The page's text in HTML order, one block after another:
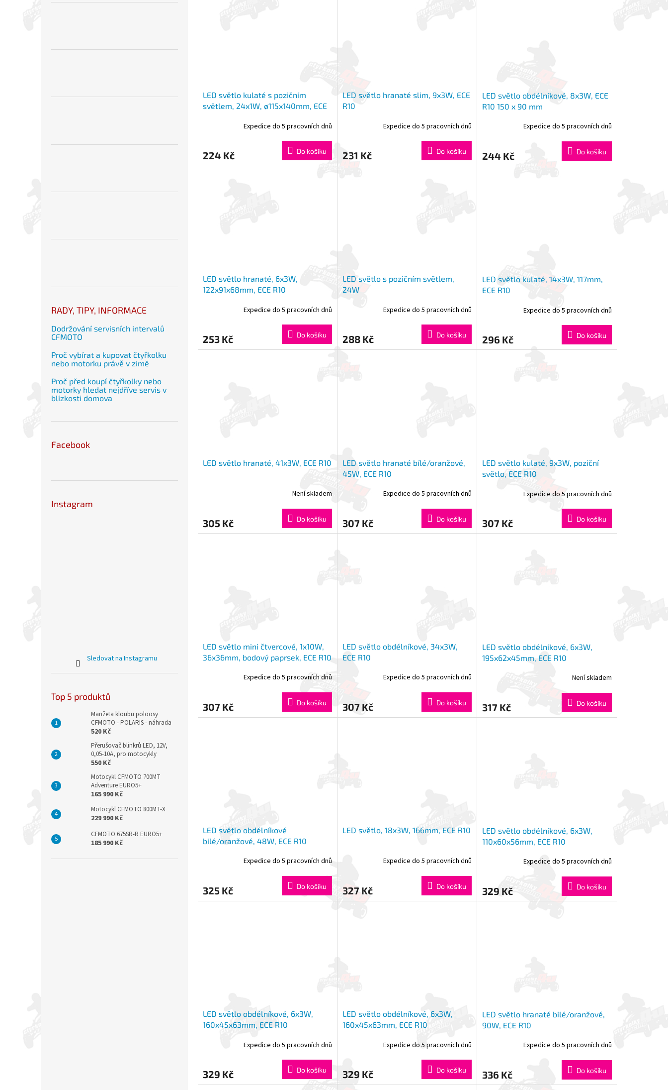
RADY, TIPY, INFORMACE
Dodržování servisních intervalů
CFMOTO
Proč vybírat a kupovat čtyřkolku
nebo motorku právě v zimě
Proč před koupí čtyřkolky nebo
motorky hledat nejdříve servis v
blízkosti domova
Facebook
Instagram
Sledovat na Instagramu
Top 5 produktů
Manžeta kloubu poloosy
CFMOTO - POLARIS - náhrada
520 Kč
Přerušovač blinkrů LED, 12V,
0,05-10A, pro motocykly
550 Kč
Motocykl CFMOTO 700MT
Adventure EURO5+
165 990 Kč
Motocykl CFMOTO 800MT-X
229 990 Kč
CFMOTO 675SR-R EURO5+
185 990 Kč
LED světlo kulaté s pozičním
světlem, 24x1W, ø115x140mm, ECE
Expedice do 5 pracovních dnů
224 Kč Do košíku
LED světlo hranaté slim, 9x3W, ECE
R10
Expedice do 5 pracovních dnů
231 Kč Do košíku
LED světlo obdélníkové, 8x3W, ECE
R10 150 x 90 mm
Expedice do 5 pracovních dnů
244 Kč Do košíku
LED světlo hranaté, 6x3W,
122x91x68mm, ECE R10
Expedice do 5 pracovních dnů
253 Kč Do košíku
LED světlo s pozičním světlem,
24W
Expedice do 5 pracovních dnů
288 Kč Do košíku
LED světlo kulaté, 14x3W, 117mm,
ECE R10
Expedice do 5 pracovních dnů
296 Kč Do košíku
LED světlo hranaté, 41x3W, ECE R10
Není skladem
305 Kč Do košíku
LED světlo hranaté bílé/oranžové,
45W, ECE R10
Expedice do 5 pracovních dnů
307 Kč Do košíku
LED světlo kulaté, 9x3W, poziční
světlo, ECE R10
Expedice do 5 pracovních dnů
307 Kč Do košíku
LED světlo mini čtvercové, 1x10W,
36x36mm, bodový paprsek, ECE R10
Expedice do 5 pracovních dnů
307 Kč Do košíku
LED světlo obdélníkové, 34x3W,
ECE R10
Expedice do 5 pracovních dnů
307 Kč Do košíku
LED světlo obdélníkové, 6x3W,
195x62x45mm, ECE R10
Není skladem
317 Kč Do košíku
LED světlo obdélníkové
bílé/oranžové, 48W, ECE R10
Expedice do 5 pracovních dnů
325 Kč Do košíku
LED světlo, 18x3W, 166mm, ECE R10
Expedice do 5 pracovních dnů
327 Kč Do košíku
LED světlo obdélníkové, 6x3W,
110x60x56mm, ECE R10
Expedice do 5 pracovních dnů
329 Kč Do košíku
LED světlo obdélníkové, 6x3W,
160x45x63mm, ECE R10
Expedice do 5 pracovních dnů
329 Kč Do košíku
LED světlo obdélníkové, 6x3W,
160x45x63mm, ECE R10
Expedice do 5 pracovních dnů
329 Kč Do košíku
LED světlo hranaté bílé/oranžové,
90W, ECE R10
Expedice do 5 pracovních dnů
336 Kč Do košíku